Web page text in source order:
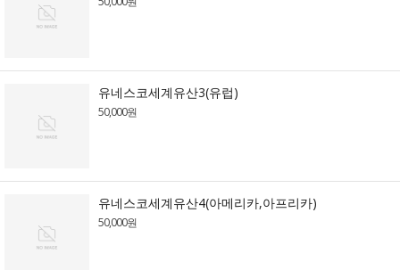
유네스코세계유산3(유럽)
50,000원
유네스코세계유산4(아메리카,아프리카)
50,000원